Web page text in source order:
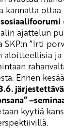
kannatta ottaa
ajattelun
”Irti
aloitteellisia ja
Ennen
kyytiä